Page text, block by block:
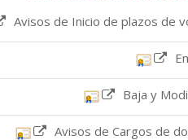
Avisos de Inicio de plazos de
Baja y
Avisos de Cargos de